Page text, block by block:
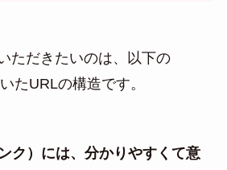
ただきたいのは、以下の
たURLの構造です。
ク）には、分かりやすくて意